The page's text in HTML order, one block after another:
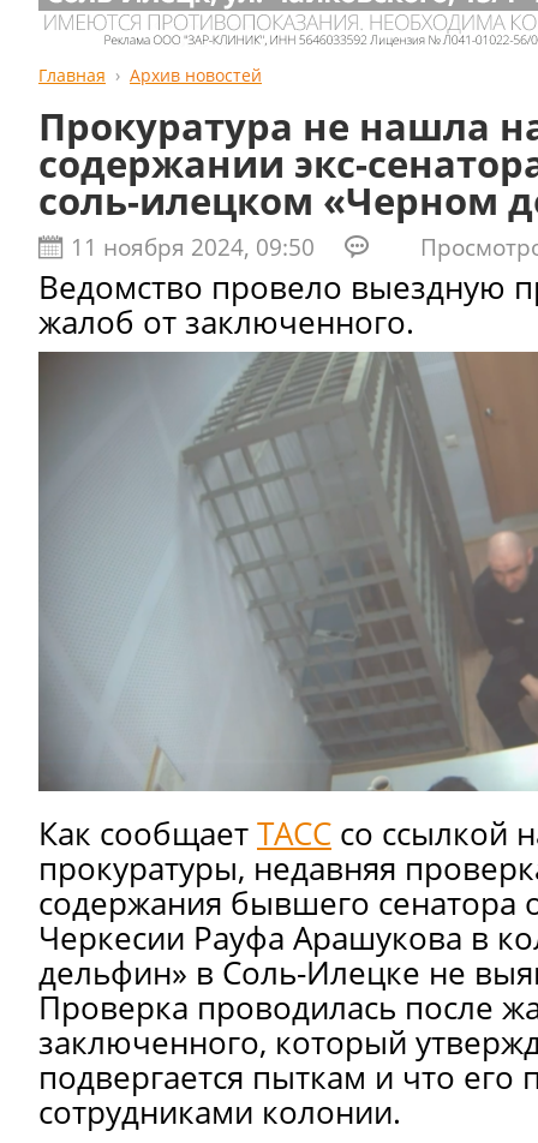
Главная Архив новостей
Прокуратура не нашла
содержании экс-
соль-илецком «Черном
11 ноября 2024, 09:50
Ведомство провело выездную
жалоб от заключенного.
Как сообщаетТАСС со ссылкой
прокуратуры, недавняя
содержания бывшего сенатора
Черкесии Рауфа Арашукова в
дельфин» в Соль-Илецке не
Проверка проводилась после
заключенного, который
подвергается пыткам и что его
сотрудниками колонии.